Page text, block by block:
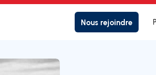
Nous rejoindre